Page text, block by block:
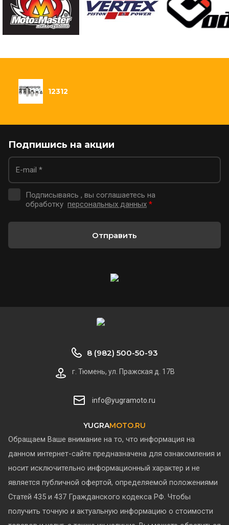
12312
Подпишись на акции
Подписываясь , вы соглашаетесь на
обработку персональных данных *
Отправить
YUGRAMOTO.RU
Обращаем Ваше внимание на то, что информация на
данном интернет-сайте предназначена для ознакомления и
носит исключительно информационный характер и не
является публичной офертой, определяемой положениями
Статей 435 и 437 Гражданского кодекса РФ. Чтобы
получить точную и актуальную информацию о стоимости
8 (982) 500-50-93
г. Тюмень, ул. Пражская д. 17В
info@yugramoto.ru